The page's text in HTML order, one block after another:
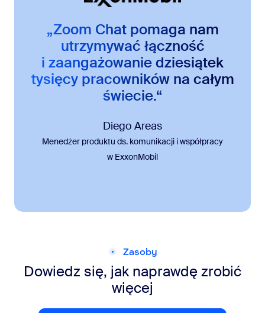
„Zoom Chat pomaga nam
utrzymywać łączność
i zaangażowanie dziesiątek
tysięcy pracowników na całym
świecie.“
Diego Areas
Menedżer produktu ds. komunikacji i współpracy
w ExxonMobil
Zasoby
Dowiedz się, jak naprawdęzrobić
więcej